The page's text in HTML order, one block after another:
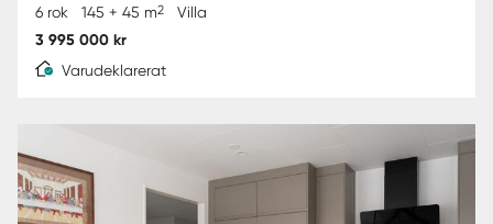
6 rok 145 + 45 m2 Villa
3 995 000 kr
Varudeklarerat